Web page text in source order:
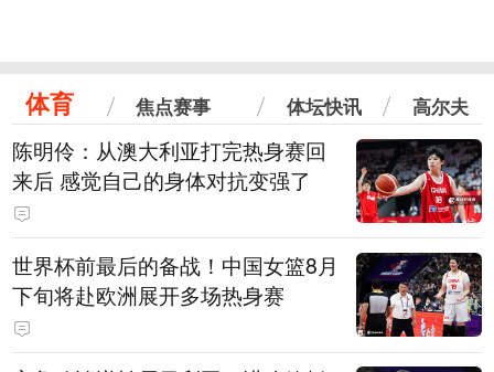
体育 焦点赛事 体坛快讯 高尔夫
陈明伶：从澳大利亚打完热身赛回
来后 感觉自己的身体对抗变强了
世界杯前最后的备战！中国女篮8月
下旬将赴欧洲展开多场热身赛